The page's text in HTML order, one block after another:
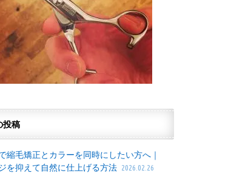
投稿
縮毛矯正とカラーを同時にしたい方へ｜
を抑えて自然に仕上げる方法 2026.02.26